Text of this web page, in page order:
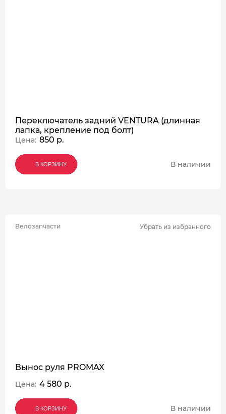
Переключатель задний VENTURA (длинная
лапка, крепление под болт)
Цена: 850 р.
В КОРЗИНУ
В КОРЗИНУ
В КОРЗИНУ В наличии
Велозапчасти Убрать из избранного
Вынос руля PROMAX
Цена: 4 580 р.
В КОРЗИНУ
В КОРЗИНУ
В КОРЗИНУ В наличии